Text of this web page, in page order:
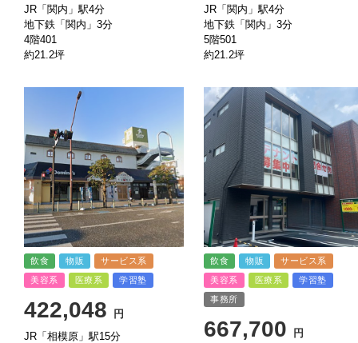
JR「関内」駅4分
地下鉄「関内」3分
4階401
約21.2坪
JR「関内」駅4分
地下鉄「関内」3分
5階501
約21.2坪
飲食 物販
サービス系
美容系
医療系 学習塾
422,048
円
JR「相模原」駅15分
飲食 物販
サービス系
美容系
医療系
学習塾
事務所
667,700
円